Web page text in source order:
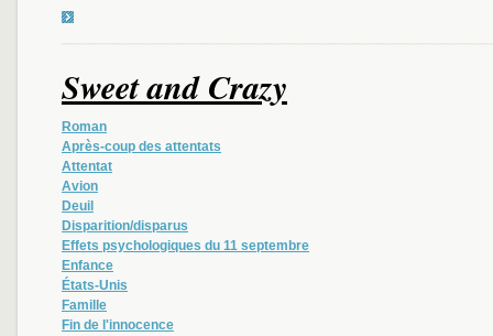
Sweet and Crazy
Roman
Après-coup des attentats
Attentat
Avion
Deuil
Disparition/disparus
Effets psychologiques du 11 septembre
Enfance
États-Unis
Famille
Fin de l'innocence